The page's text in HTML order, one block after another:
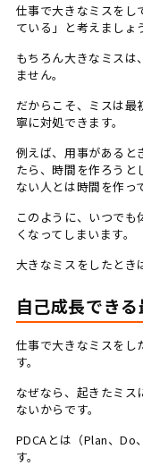
仕事で大きなミスをし
ている」と考えましょ
もちろん大きなミスは
ません。
だからこそ、ミスは最
寧に対処できます。
例えば、用事があると
たら、時間を作ろうと
ない人とは時間を作っ
このように、いつで
くなってしまいます。
大きなミスをしたとき
自己成長でき
仕事で大きなミスをし
す。
なぜなら、起きたミス
ないからです。
PDCAとは（Plan、
す。